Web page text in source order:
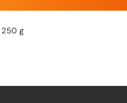
250 g